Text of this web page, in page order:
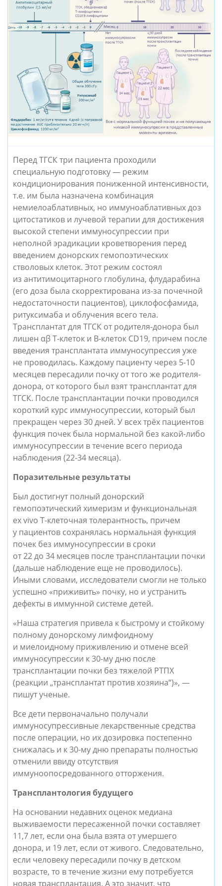
Перед ТГСК три пациента проходили
специальную подготовку — режим
кондиционирования пониженной интенсивности,
т.е. им была назначена комбинация
немиелоаблативных, но иммуноаблативных доз
цитостатиков и лучевой терапии для достижения
высокой степени иммуносупрессии при
неполной эрадикации кроветворения перед
введением донорских гемопоэтических
стволовых клеток. Этот режим состоял
из антитимоцитарного глобулина, флударабина
(его доза была скорректирована из-за почечной
недостаточности пациентов), циклофосфамида,
ритуксимаба и облучения всего тела.
Трансплантат для ТГСК от родителя-донора был
лишен αβ Т-клеток и В-клеток CD19, причем после
введения трансплантата иммуносупрессия уже
не проводилась. Каждому пациенту через 5-10
месяцев пересадили почку от того же родителя-
донора, от которого был взят трансплантат для
ТГСК. После трансплантации почки проводился
короткий курс иммуносупрессии, который был
прекращен через 30 дней. У всех трёх пациентов
функция почек была нормальной без какой-либо
иммуносупрессии в течение всего периода
наблюдения (22-34 месяца).
Поразительные результаты
Был достигнут полный донорский
гемопоэтический химеризм и функциональная
ex vivo Т-клеточная толерантность, причем
у пациентов сохранялась нормальная функция
почек без иммуносупрессии в сроки
от 22 до 34 месяцев после трансплантации почки
(дальше наблюдение еще не проводилось).
Иными словами, исследователи смогли не только
успешно «приживить» почку, но и устранить
дефекты в иммунной системе детей.
«Наша стратегия привела к быстрому и стойкому
полному донорскому лимфоидному
и миелоидному приживлению и отмене всей
иммуносупрессии к 30-му дню после
трансплантации почки без тяжелой РТПХ
(реакции „трансплантат против хозяина“)», —
пишут ученые.
Все дети первоначально получали
иммуносупрессивные лекарственные средства
после операции, но их дозировка постепенно
снижалась и к 30-му дню препараты полностью
отменили ввиду отсутствия
иммуноопосредованного отторжения.
Трансплантология будущего
На основании недавних оценок медиана
выживаемости пересаженной почки составляет
11,7 лет, если она была взята от умершего
донора, и 19 лет, если от живого. Следовательно,
если человеку пересадили почку в детском
возрасте, то в течение жизни ему потребуется
новая трансплантация. А это значит, что